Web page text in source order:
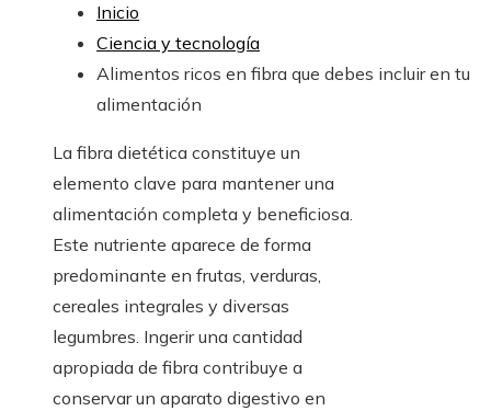
Inicio
Ciencia y tecnología
Alimentos ricos en fibra que debes incluir en tu
alimentación
La fibra dietética constituye un
elemento clave para mantener una
alimentación completa y beneficiosa.
Este nutriente aparece de forma
predominante en frutas, verduras,
cereales integrales y diversas
legumbres. Ingerir una cantidad
apropiada de fibra contribuye a
conservar un aparato digestivo en